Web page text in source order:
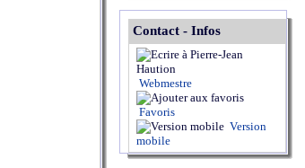
Contact - Infos
Webmestre
Favoris
Version
mobile